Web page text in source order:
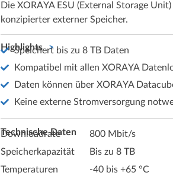
Die XORAYA ESU (External Storage
konzipierter externer Speicher.
Highlights
Speichert bis zu 8 TB Daten
Kompatibel mit allen XORAYA
Daten können über XORAYA
Keine externe Stromversorgung
Technische Daten
Downloadrate
800 Mbit/s
Speicherkapazität
Bis zu 8 TB
Temperaturen
-40 bis +65 °C